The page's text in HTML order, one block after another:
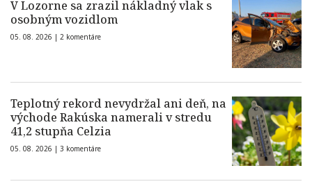
V Lozorne sa zrazil nákladný vlak s
osobným vozidlom
05. 08. 2026 | 2 komentáre
Teplotný rekord nevydržal ani deň, na
východe Rakúska namerali v stredu
41,2 stupňa Celzia
05. 08. 2026 | 3 komentáre